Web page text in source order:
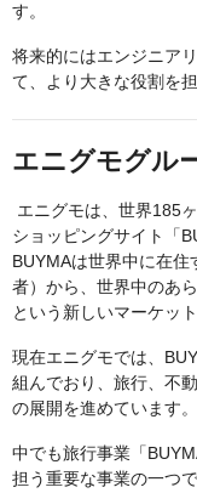
す。
将来的にはエンジニア
て、より大きな役割を
エニグモグル
エニグモは、世界185
ショッピングサイト「
BUYMAは世界中に在
者）から、世界中のあ
という新しいマーケッ
現在エニグモでは、
組んでおり、旅行、不
の展開を進めています。
中でも旅行事業「
担う重要な事業の一つ